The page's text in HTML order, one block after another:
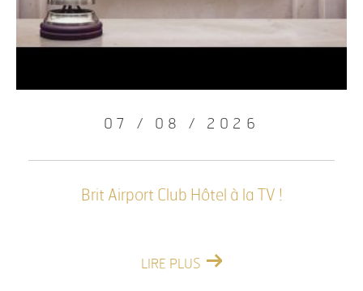
07 / 08 / 2026
Brit Airport Club Hôtel à la TV !
LIRE PLUS